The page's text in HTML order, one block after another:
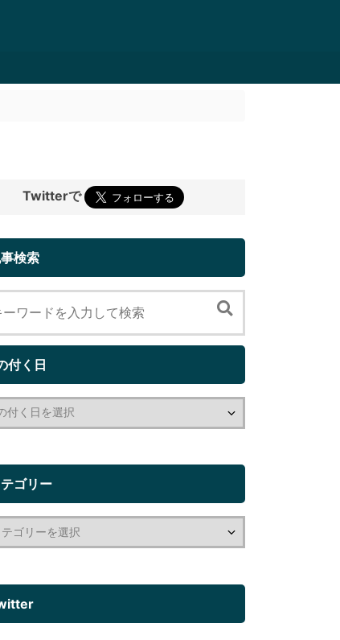
Twitterで
検索
付く日
ゴリー